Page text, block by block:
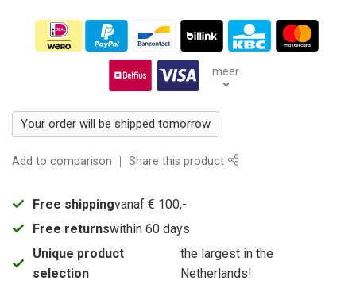
meer
Your order will be shipped tomorrow
Add to comparison Share this product
Free shippingvanaf € 100,-
Free returnswithin 60 days
Unique product
selection
the largest in the
Netherlands!